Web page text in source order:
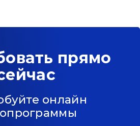
прямо
онлайн